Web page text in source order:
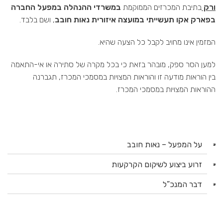
ורק בתיבת המכרזים הממוקמת במשרדי ההנהלה במפעל החברה
בפארק אקו תעשייתי במועצה איזורית נאות חובב, ושם בלבד.
המזמין אינו מחויב לקבל כל הצעה שהיא.
למען הסר ספק, מובהר בזאת כי בכל מקרה של סתירה או אי-התאמה
בין הוראות מודעה זו והוראות המצויות במסמכי המכרז, תגברנה
ההוראות המצויות במסמכי המכרז.
על המפעל – נאות חובב
זרוע ביצוע לשיקום הקרקעות
דבר המנכ”ל